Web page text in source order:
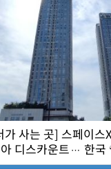
가 사는 곳] 스페이스
디스카운트… 한국